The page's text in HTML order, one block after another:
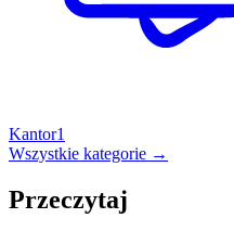
Kantor1
Wszystkie kategorie →
Przeczytaj